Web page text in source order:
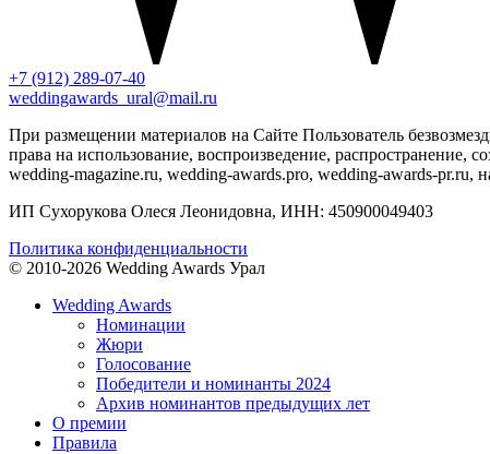
+7 (912) 289-07-40
weddingawards_ural@mail.ru
При размещении материалов на Сайте Пользователь
права на использование, воспроизведение, распространение,
wedding-magazine.ru, wedding-awards.pro, wedding-awards-pr.ru,
ИП Сухорукова Олеся Леонидовна, ИНН: 450900049403
Политика конфиденциальности
© 2010-2026 Wedding Awards Урал
Wedding Awards
Номинации
Жюри
Голосование
Победители и номинанты 2024
Архив номинантов предыдущих лет
О премии
Правила